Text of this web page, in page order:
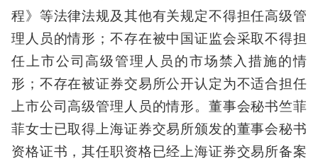
程》等法律法规及其他有关规定不得担任高级管
理人员的情形；不存在被中国证监会采取不得担
任上市公司高级管理人员的市场禁入措施的情
形；不存在被证券交易所公开认定为不适合担任
上市公司高级管理人员的情形。董事会秘书竺菲
菲女士已取得上海证券交易所颁发的董事会秘书
资格证书，其任职资格已经上海证券交易所备案